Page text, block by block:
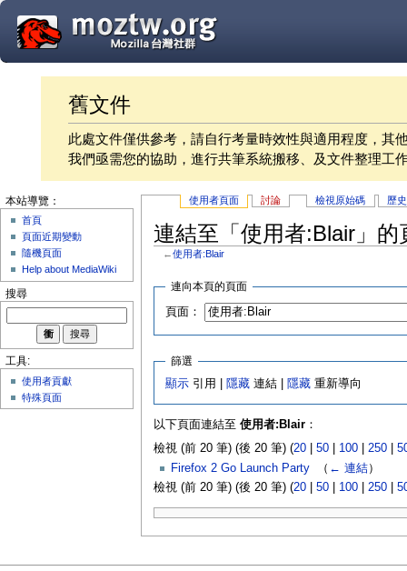
舊文件
此處文件僅供參考，請自行考量時效性與適用程度，其
我們亟需您的協助，進行共筆系統搬移、及文件整理工
使用者頁面 討論 檢視原始碼 歷
連結至「使用者:Blair」的
←使用者:Blair
連向本頁的頁面
頁面：
篩選
顯示 引用 | 隱藏 連結 | 隱藏 重新導向
以下頁面連結至 使用者:Blair：
檢視 (前 20 筆) (後 20 筆) (20| 50| 100| 250|
Firefox 2 Go Launch Party‎ （ ← 連結）
檢視 (前 20 筆) (後 20 筆) (20| 50| 100| 250|
本站導覽：
首頁
頁面近期變動
隨機頁面
Help about MediaWiki
搜尋
工具:
使用者貢獻
特殊頁面